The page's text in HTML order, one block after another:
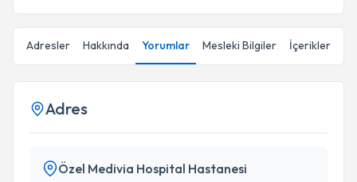
Adresler Hakkında Yorumlar Mesleki Bilgiler İçerikler
Adres
Özel Medivia Hospital Hastanesi